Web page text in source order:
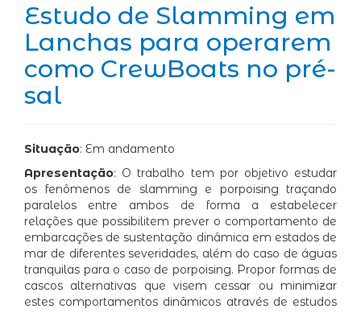
Estudo de Slamming em
Lanchas para operarem
como CrewBoats no pré-
sal
Situação: Em andamento
Apresentação: O trabalho tem por objetivo estudar
os fenômenos de slamming e porpoising traçando
paralelos entre ambos de forma a estabelecer
relações que possibilitem prever o comportamento de
embarcações de sustentação dinâmica em estados de
mar de diferentes severidades, além do caso de águas
tranquilas para o caso de porpoising. Propor formas de
cascos alternativas que visem cessar ou minimizar
estes comportamentos dinâmicos através de estudos